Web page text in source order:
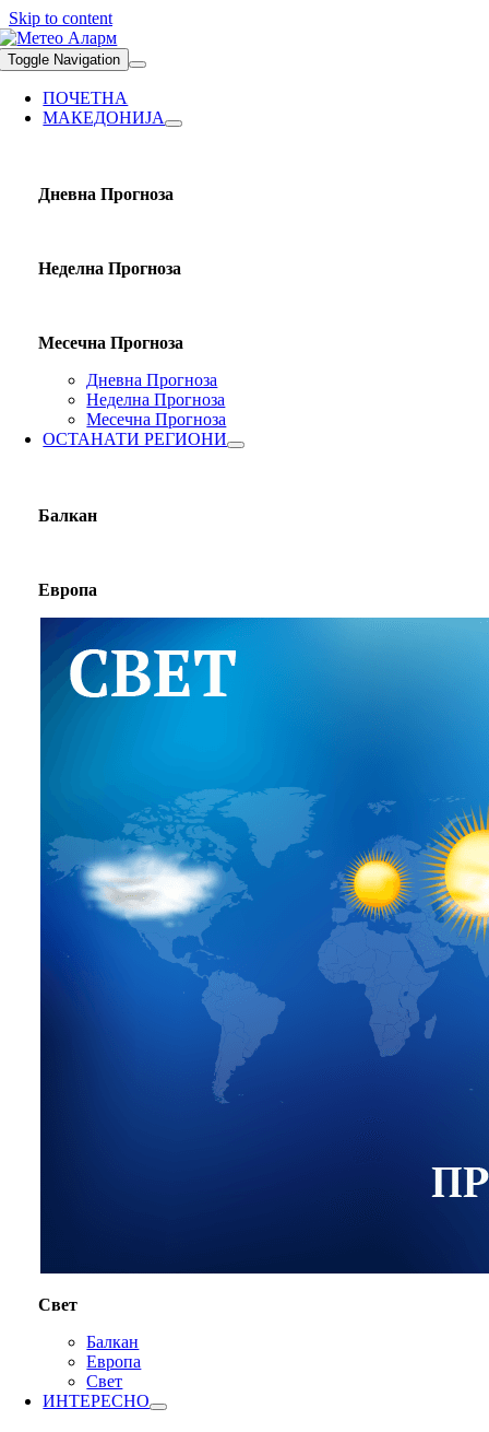
Skip to content
Toggle Navigation
ПОЧЕТНА
МАКЕДОНИЈА
Дневна Прогноза
Неделна Прогноза
Месечна Прогноза
Дневна Прогноза
Неделна Прогноза
Месечна Прогноза
ОСТАНАТИ РЕГИОНИ
Балкан
Европа
Свет
Балкан
Европа
Свет
ИНТЕРЕСНО